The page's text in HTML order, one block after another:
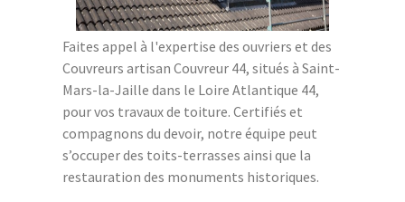
Faites appel à l'expertise des ouvriers et des
Couvreurs artisan Couvreur 44, situés à Saint-
Mars-la-Jaille dans le Loire Atlantique 44,
pour vos travaux de toiture. Certifiés et
compagnons du devoir, notre équipe peut
s’occuper des toits-terrasses ainsi que la
restauration des monuments historiques.